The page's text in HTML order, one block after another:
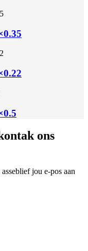
ons
jou e-pos aan